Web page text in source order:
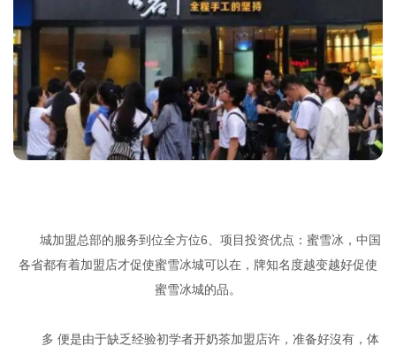
城加盟总部的服务到位全方位6、项目投资优点：蜜雪冰，中国
各省都有着加盟店才促使蜜雪冰城可以在，牌知名度越变越好促使
蜜雪冰城的品。
多 便是由于缺乏经验初学者开奶茶加盟店许，准备好沒有，体